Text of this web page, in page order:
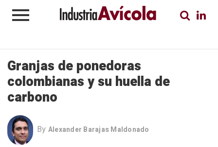
Granjas de ponedoras
colombianas y su huella de
carbono
By Alexander Barajas Maldonado